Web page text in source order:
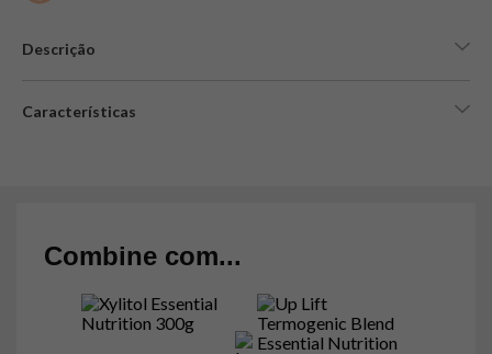
Descrição
Características
Combine com...